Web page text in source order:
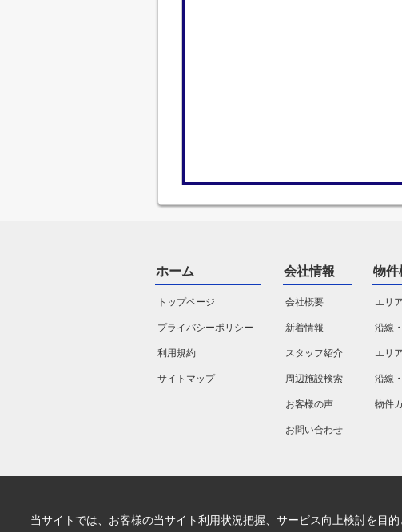
ホーム
トップページ
プライバシーポリシー
利用規約
サイトマップ
会社情報
会社概要
新着情報
スタッフ紹介
周辺施設検索
お客様の声
お問い合わせ
物件
エリ
沿線
エリ
沿線
物件
当サイトでは、お客様の当サイト利用状況把握、サービス向上検討を目